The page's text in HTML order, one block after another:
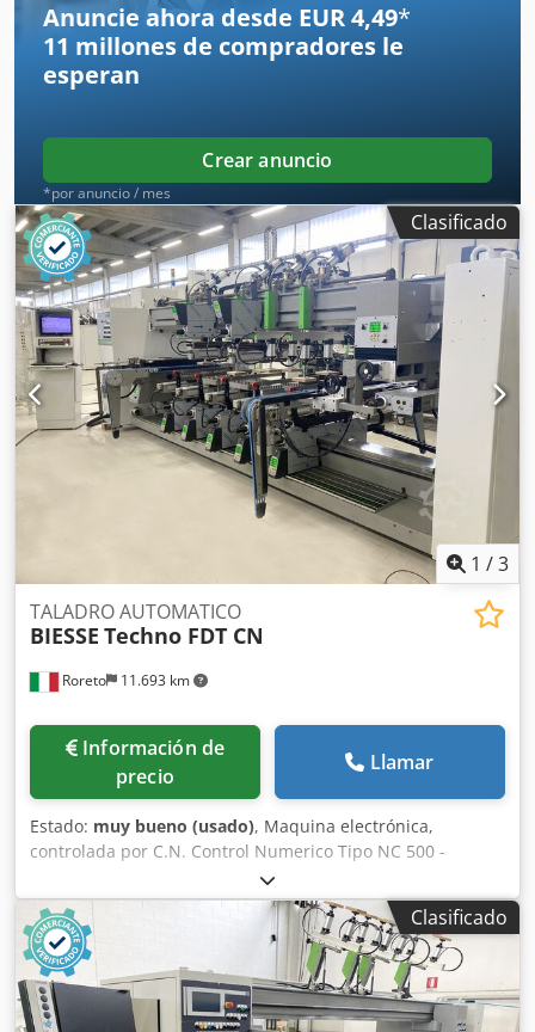
Anuncie ahora desde EUR 4,49*
11 millones de compradores le
esperan
Crear anuncio
*por anuncio / mes
Clasificado
1 /3
Roreto 11.693 km
TALADRO AUTOMATICO
BIESSE Techno FDT CN
Información de
precio
Llamar
Estado: muy bueno (usado), Maquina electrónica,
controlada por C.N. Control Numerico Tipo NC 500 -
Software Tooling System N. 2 Cintas transportadoras
motorizadas - Velocidad de avance (m/min) 35 - 75 ca.
Anchura maxima de trabajo (mm) 3200 - Anchura minima
de trabajo (mm) 215 N. 2 Grupos/Soportes horizontales N°
2 Cabezales de taladro para cada soporte horizontal (11
Brocas para cada cabezal de taladro) N. 5 Grupos/Soportes
verticales inferiores Cabezales de taladro para cada
Clasificado